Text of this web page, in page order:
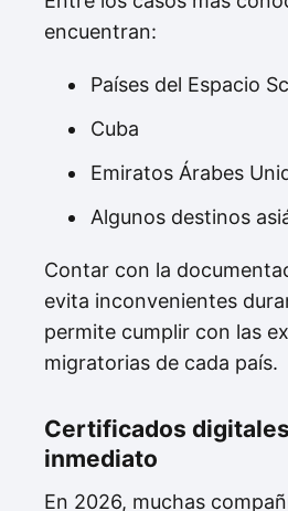
encuentran:
Países del Espacio
Cuba
Emiratos Árabes
Algunos destinos
Contar con la
evita inconvenientes
permite cumplir con las
migratorias de cada país.
Certificados
inmediato
En 2026, muchas